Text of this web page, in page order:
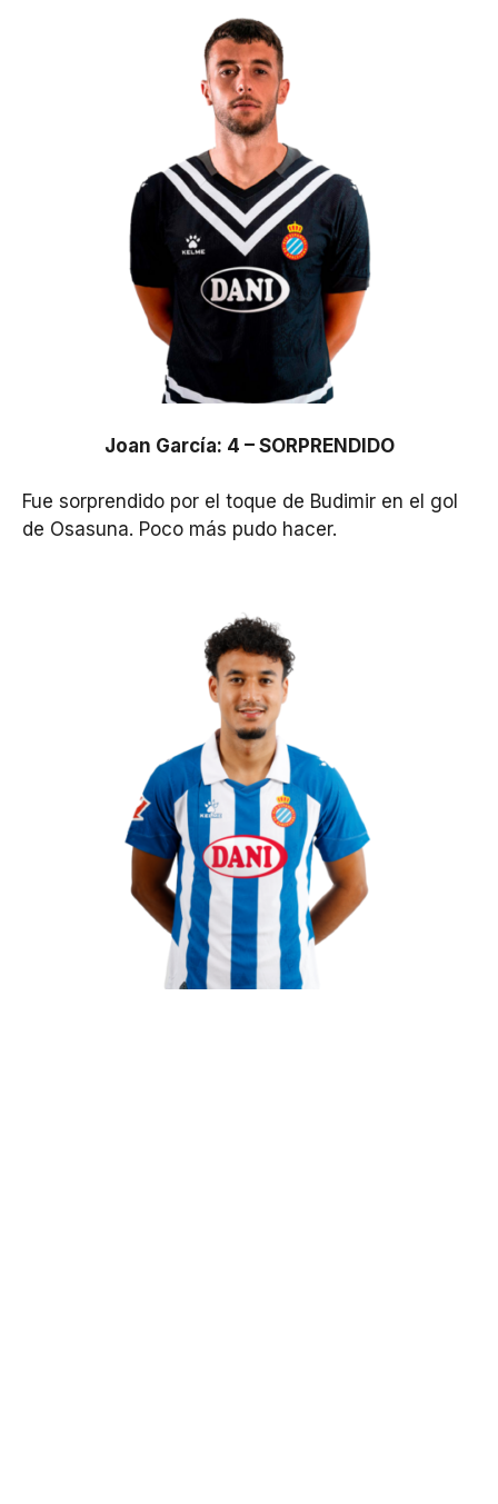
Joan García: 4 – SORPRENDIDO
Fue sorprendido por el toque de Budimir en el gol
de Osasuna. Poco más pudo hacer.